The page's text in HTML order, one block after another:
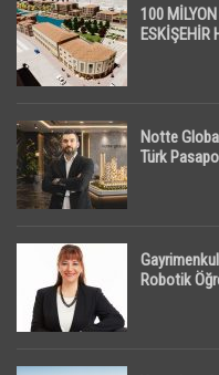
100
ESKİŞEHİR
Notte
Türk
Robotik